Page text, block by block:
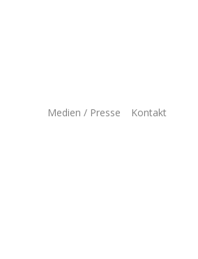
Medien / Presse Kontakt